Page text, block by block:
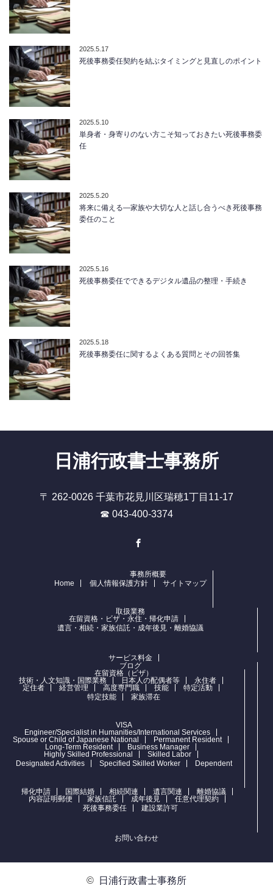
2025.5.17
死後事務委任契約を結ぶタイミングと見直しのポイント
2025.5.10
単身者・身寄りのない方こそ知っておきたい死後事務委
任
2025.5.20
将来に備える―家族や大切な人と話し合うべき死後事務
委任のこと
2025.5.16
死後事務委任でできるデジタル遺品の整理・手続き
2025.5.18
死後事務委任に関するよくある質問とその回答集
日浦行政書士事務所
〒 262-0026 千葉市花見川区瑞穂1丁目11-17
☎ 043-400-3374
Home
事務所概要
個人情報保護方針
サイトマップ
取扱業務
在留資格・ビザ・永住・帰化申請
遺言・相続・家族信託・成年後見・離婚協議
サービス料金
ブログ
在留資格（ビザ）
技術・人文知識・国際業務
日本人の配偶者等
永住者
定住者
経営管理 高度専門職 技能
特定活動
特定技能
家族滞在
VISA
Engineer/Specialist in Humanities/International Services
Spouse or Child of Japanese National
Permanent Resident
Long-Term Resident
Business Manager
Highly Skilled Professional
Skilled Labor
Designated Activities
Specified Skilled Worker Dependent
帰化申請 国際結婚 相続関連 遺言関連
離婚協議
内容証明郵便
家族信託 成年後見
任意代理契約
死後事務委任
建設業許可
お問い合わせ
© 日浦行政書士事務所